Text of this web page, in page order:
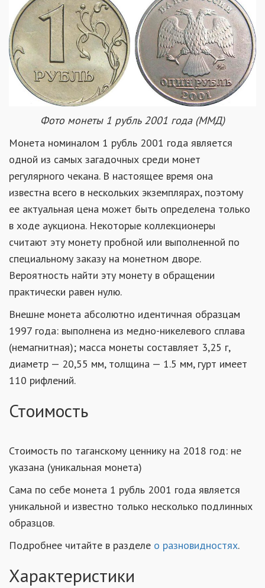
Фото монеты 1 рубль 2001 года (ММД)
Монета номиналом 1 рубль 2001 года является
одной из самых загадочных среди монет
регулярного чекана. В настоящее время она
известна всего в нескольких экземплярах, поэтому
ее актуальная цена может быть определена только
в ходе аукциона. Некоторые коллекционеры
считают эту монету пробной или выполненной по
специальному заказу на монетном дворе.
Вероятность найти эту монету в обращении
практически равен нулю.
Внешне монета абсолютно идентичная образцам
1997 года: выполнена из медно-никелевого сплава
(немагнитная); масса монеты составляет 3,25 г,
диаметр — 20,55 мм, толщина — 1.5 мм, гурт имеет
110 рифлений.
Стоимость
Стоимость по таганскому ценнику на 2018 год: не
указана (уникальная монета)
Сама по себе монета 1 рубль 2001 года является
уникальной и известно только несколько подлинных
образцов.
Подробнее читайте в разделе о разновидностях.
Характеристики